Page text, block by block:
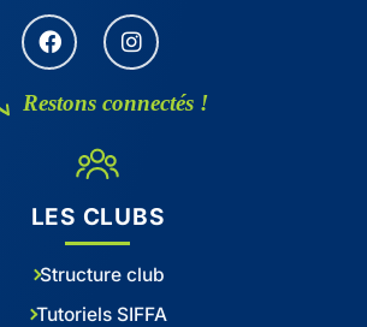
Restons connectés !
LES CLUBS
Structure club
Tutoriels SIFFA